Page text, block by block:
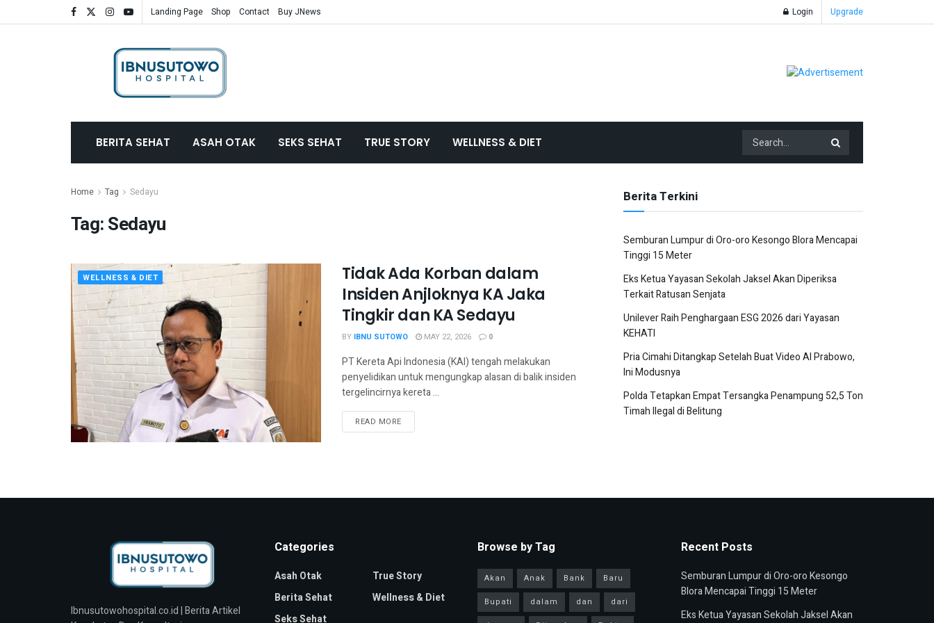
Landing Page Shop Contact Buy JNews Login Upgrade
BERITA SEHAT ASAH OTAK SEKS SEHAT TRUE STORY WELLNESS & DIET
Home Tag Sedayu
Tag:Sedayu
WELLNESS & DIET
Tidak Ada Korban dalam
Insiden Anjloknya KA Jaka
Tingkir dan KA Sedayu
BY IBNU SUTOWO MAY 22, 2026 0
PT Kereta Api Indonesia (KAI) tengah melakukan
penyelidikan untuk mengungkap alasan di balik insiden
tergelincirnya kereta ...
READ MORE
Berita Terkini
Semburan Lumpur di Oro-oro Kesongo Blora Mencapai
Tinggi 15 Meter
Eks Ketua Yayasan Sekolah Jaksel Akan Diperiksa
Terkait Ratusan Senjata
Unilever Raih Penghargaan ESG 2026 dari Yayasan
KEHATI
Pria Cimahi Ditangkap Setelah Buat Video AI Prabowo,
Ini Modusnya
Polda Tetapkan Empat Tersangka Penampung 52,5 Ton
Timah Ilegal di Belitung
Ibnusutowohospital.co.id | Berita Artikel
Categories
Asah Otak
Berita Sehat
Seks Sehat
True Story
Wellness & Diet
Browse by Tag
Akan Anak Bank
Baru
Bupati
dalam dan
dari
Recent Posts
Semburan Lumpur di Oro-oro Kesongo
Blora Mencapai Tinggi 15 Meter
Eks Ketua Yayasan Sekolah Jaksel Akan